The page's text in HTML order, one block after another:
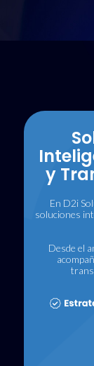
y
En D2i
soluciones
Desde el